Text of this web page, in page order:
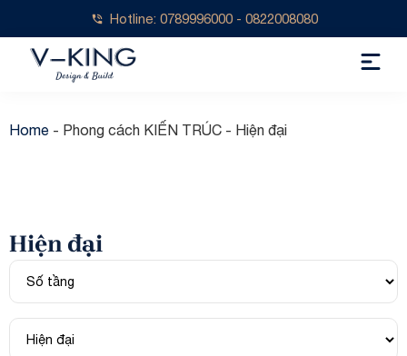
Hotline: 0789996000 - 0822008080
Home - Phong cách KIẾN TRÚC - Hiện đại
Hiện đại